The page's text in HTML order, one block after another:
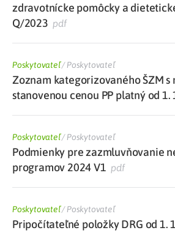
zdravotnícke pomôcky a
Q/2023 pdf
Poskytovateľ/Poskytovateľ
Zoznam kategorizovaného ŠZM s
stanovenou cenou PP platný od 1.
Poskytovateľ/Poskytovateľ
Podmienky pre zazmluvňovanie
programov 2024 V1 pdf
Poskytovateľ/Poskytovateľ
Pripočítateľné položky DRG od 1.